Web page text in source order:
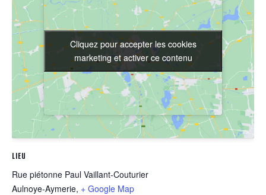
LIEU
Rue piétonne Paul Vaillant-Couturier
Aulnoye-Aymerie, + Google Map
Cliquez pour accepter les cookies
marketing et activer ce contenu
Cliquez pour accepter les cookies
marketing et activer ce contenu